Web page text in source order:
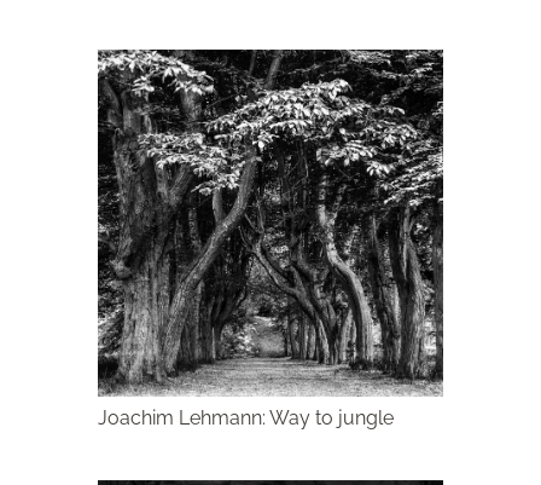
Joachim Lehmann: Way to jungle